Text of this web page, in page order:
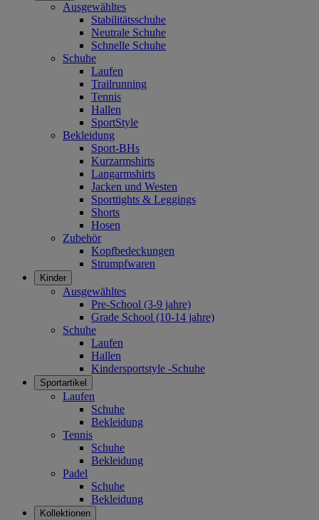
Ausgewähltes
Stabilitätsschuhe
Neutrale Schuhe
Schnelle Schuhe
Schuhe
Laufen
Trailrunning
Tennis
Hallen
SportStyle
Bekleidung
Sport-BHs
Kurzarmshirts
Langarmshirts
Jacken und Westen
Sporttights & Leggings
Shorts
Hosen
Zubehör
Kopfbedeckungen
Strumpfwaren
Kinder
Ausgewähltes
Pre-School (3-9 jahre)
Grade School (10-14 jahre)
Schuhe
Laufen
Hallen
Kindersportstyle -Schuhe
Sportartikel
Laufen
Schuhe
Bekleidung
Tennis
Schuhe
Bekleidung
Padel
Schuhe
Bekleidung
Kollektionen